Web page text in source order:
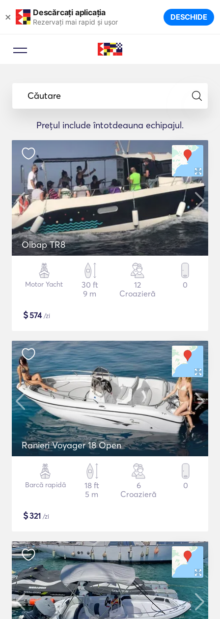
× Descărcați aplicația
Rezervați mai rapid și ușor DESCHIDE
Căutare
Prețul include întotdeauna echipajul.
Olbap TR8
Motor Yacht
30 ft
9 m
12
Croazieră
0
$574/zi
Ranieri Voyager 18 Open
Barcă rapidă
18 ft
5 m
6
Croazieră
0
$321 /zi